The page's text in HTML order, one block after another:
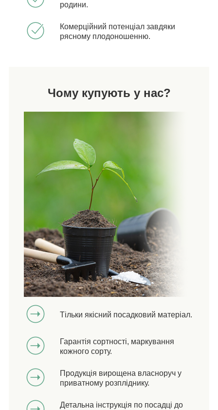
родини.
Комерційний потенціал завдяки
рясному плодоношенню.
Чому купують у нас?
Тільки якісний посадковий матеріал.
Гарантія сортності, маркування
кожного сорту.
Продукція вирощена власноруч у
приватному розпліднику.
Детальна інструкція по посадці до